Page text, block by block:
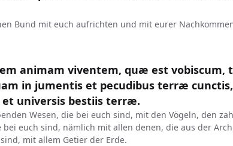
Bund mit euch aufrichten und mit eurer
animam viventem, quæ est vobiscum,
in jumentis et pecudibus terræ
et universis bestiis terræ.
Wesen, die bei euch sind, mit den Vögeln, den
euch sind, nämlich mit allen denen, die aus der
mit allem Getier der Erde.